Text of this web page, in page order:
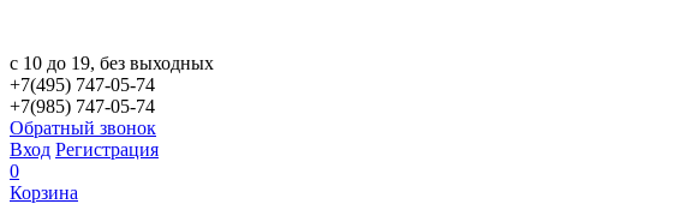
с 10 до 19, без выходных
+7(495) 747-05-74
+7(985) 747-05-74
Обратный звонок
Вход Регистрация
0
Корзина